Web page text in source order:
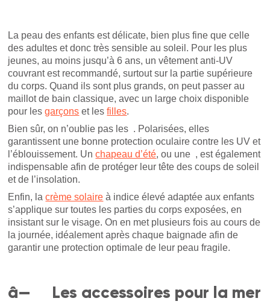
La peau des enfants est délicate, bien plus fine que celle
des adultes et donc très sensible au soleil. Pour les plus
jeunes, au moins jusqu’à 6 ans, un vêtement anti-UV
couvrant est recommandé, surtout sur la partie supérieure
du corps. Quand ils sont plus grands, on peut passer au
maillot de bain classique, avec un large choix disponible
pour lesgarçons et lesfilles.
Bien sûr, on n’oublie pas les . Polarisées, elles
garantissent une bonne protection oculaire contre les UV et
l’éblouissement. Unchapeau d’été, ou une , est également
indispensable afin de protéger leur tête des coups de soleil
et de l’insolation.
Enfin, lacrème solaire à indice élevé adaptée aux enfants
s’applique sur toutes les parties du corps exposées, en
insistant sur le visage. On en met plusieurs fois au cours de
la journée, idéalement après chaque baignade afin de
garantir une protection optimale de leur peau fragile.
â— Les accessoires pour la mer